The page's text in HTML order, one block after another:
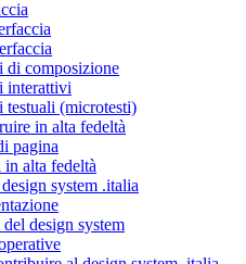
di composizione
interattivi
testuali (microtesti)
in alta fedeltà
pagina
alta fedeltà
system .italia
design system